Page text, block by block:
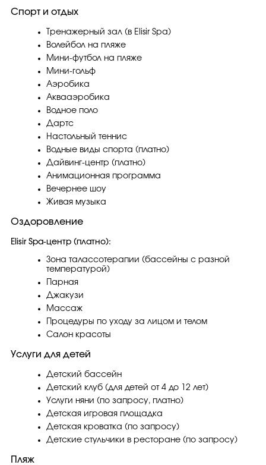
Спорт и отдых
Тренажерный зал (в Elisir Spa)
Волейбол на пляже
Мини-футбол на пляже
Мини-гольф
Аэробика
Аквааэробика
Водное поло
Дартс
Настольный теннис
Водные виды спорта (платно)
Дайвинг-центр (платно)
Анимационная программа
Вечернее шоу
Живая музыка
Оздоровление
Elisir Spa-центр (платно):
Зона талассотерапии (бассейны с разной
температурой)
Парная
Джакузи
Массаж
Процедуры по уходу за лицом и телом
Салон красоты
Услуги для детей
Детский бассейн
Детский клуб (для детей от 4 до 12 лет)
Услуги няни (по запросу, платно)
Детская игровая площадка
Детская кроватка (по запросу)
Детские стульчики в ресторане (по запросу)
Пляж